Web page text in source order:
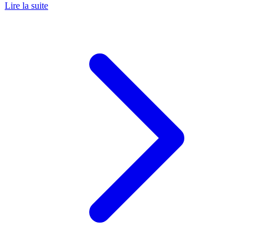
Lire la suite